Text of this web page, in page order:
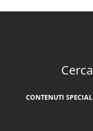
CONTENUTI